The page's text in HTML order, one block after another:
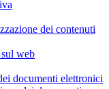
dei contenuti
web
documenti elettronici